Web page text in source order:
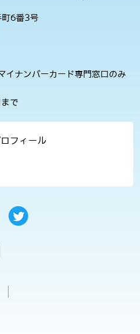
6番3号
イナンバーカード専門窓口のみ
で
フィール